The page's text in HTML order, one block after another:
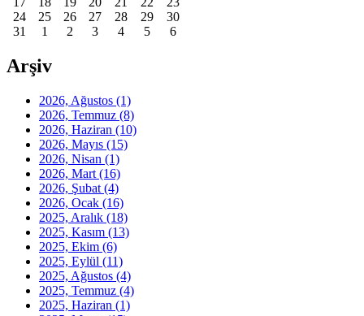
24
25 26 27 28 29
30
31
1 2 3 4 5 6
Arşiv
2026, Ağustos (1)
2026, Temmuz (8)
2026, Haziran (10)
2026, Mayıs (15)
2026, Nisan (1)
2026, Mart (16)
2026, Şubat (4)
2026, Ocak (16)
2025, Aralık (18)
2025, Kasım (13)
2025, Ekim (6)
2025, Eylül (11)
2025, Ağustos (4)
2025, Temmuz (4)
2025, Haziran (1)